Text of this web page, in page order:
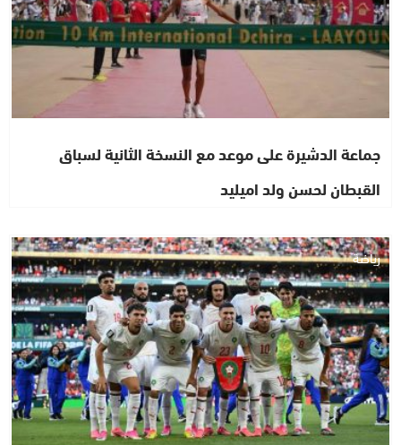
جماعة الدشيرة على موعد مع النسخة الثانية لسباق
القبطان لحسن ولد اميليد
رياضة